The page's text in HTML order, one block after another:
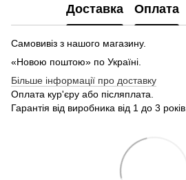
Доставка Оплата
Самовивіз з нашого магазину.
«Новою поштою» по Україні.
Більше інформації про доставку
Оплата кур'єру або післяплата.
Гарантія від виробника від 1 до 3 років.